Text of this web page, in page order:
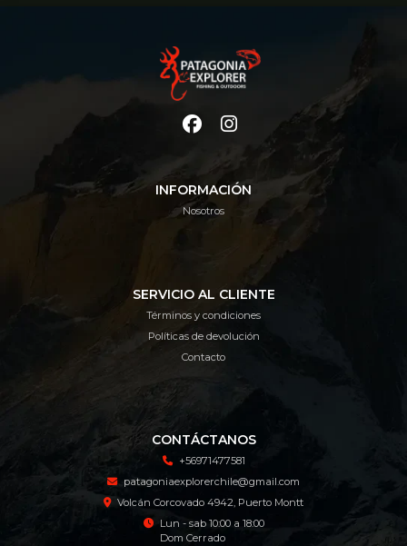
INFORMACIÓN
Nosotros
SERVICIO AL CLIENTE
Términos y condiciones
Políticas de devolución
Contacto
CONTÁCTANOS
+56971477581
patagoniaexplorerchile@gmail.com
Volcán Corcovado 4942, Puerto Montt
Lun - sab 10:00 a 18:00
Dom Cerrado